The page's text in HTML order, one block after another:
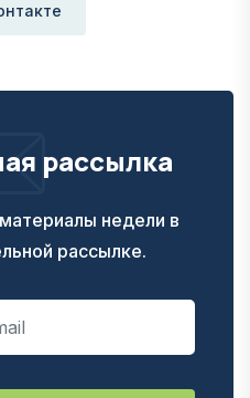
рассылка
недели в
рассылке.